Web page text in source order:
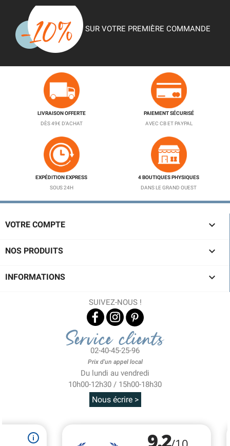
SUR VOTRE PREMIÈRE COMMANDE
LIVRAISON OFFERTE
DÈS 49€ D'ACHAT
PAIEMENT SÉCURISÉ
AVEC CB ET PAYPAL
EXPÉDITION EXPRESS
SOUS 24H
4 BOUTIQUES PHYSIQUES
DANS LE GRAND OUEST
VOTRE COMPTE 
NOS PRODUITS 
INFORMATIONS 
SUIVEZ-NOUS !
Service clients
02-40-45-25-96
Prix d'un appel local
Du lundi au vendredi
10h00-12h30 / 15h00-18h30
Nous écrire >